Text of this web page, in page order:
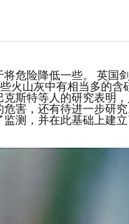
危险降低一些。 英国
山灰中有相当多的含
斯特等人的研究表明
害，还有待进一步研
测，并在此基础上建